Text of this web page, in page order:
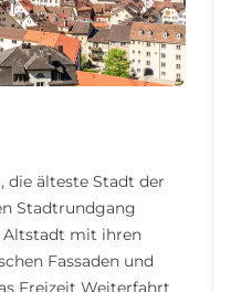
die älteste Stadt der
Stadtrundgang
Altstadt mit ihren
Fassaden und